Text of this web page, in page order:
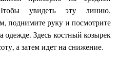
увидеть эту линию,
поднимите руку и посмотрите
одежде. Здесь костный козырек
а затем идет на снижение.